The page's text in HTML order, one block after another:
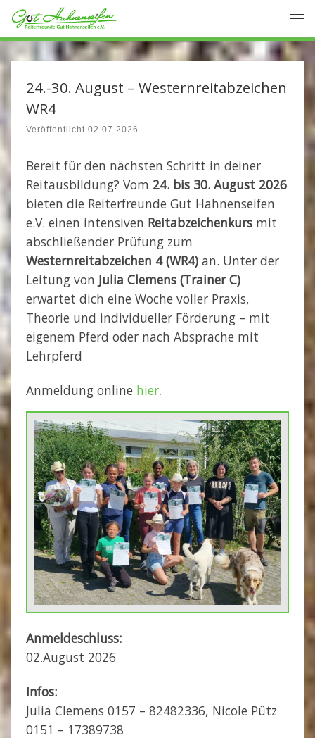
Zum Inhalt springen
24.-30. August – Westernreitabzeichen
WR4
Veröffentlicht 02.07.2026
Bereit für den nächsten Schritt in deiner
Reitausbildung? Vom 24. bis 30. August 2026
bieten die Reiterfreunde Gut Hahnenseifen
e.V. einen intensiven Reitabzeichenkursmit
abschließender Prüfung zum
Westernreitabzeichen 4 (WR4)an. Unter der
Leitung von Julia Clemens (Trainer C)
erwartet dich eine Woche voller Praxis,
Theorie und individueller Förderung – mit
eigenem Pferd oder nach Absprache mit
Lehrpferd
Anmeldung online hier.
Anmeldeschluss:
02.August 2026
Infos:
Julia Clemens 0157 – 82482336, Nicole Pütz